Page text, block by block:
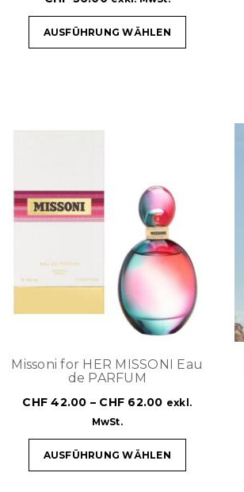
AUSFÜHRUNG WÄHLEN
Missoni for HER MISSONI Eau
de PARFUM
CHF 42.00 – CHF 62.00 exkl.
MwSt.
AUSFÜHRUNG WÄHLEN